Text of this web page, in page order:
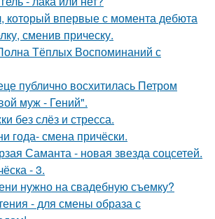
который впервые с момента дебюта
сменив прическу.
Тёплых Воспоминаний с
публично восхитилась Петром
муж - Гений".
без слёз и стресса.
года- смена причёски.
Саманта - новая звезда соцсетей.
- 3.
нужно на свадебную съемку?
- для смены образа с